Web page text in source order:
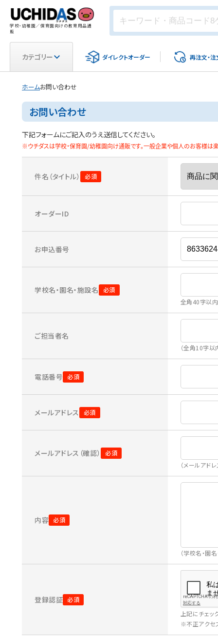
学校・幼稚園／保育園向けの教育用品通
販
カテゴリー ダイレクトオーダー 再注文・注
ホームお問い合わせ
お問い合わせ
下記フォームにご記入のうえ送信してください。
※ウチダスは学校・保育園/幼稚園向け通販です。一般企業や個人のお客様は
件名（タイトル）
オーダーID
お申込番号
学校名・園名・施設名
全角40字以内
ご担当者名
（全角10字以
電話番号
メールアドレス
メールアドレス（確認）
（メールアド
内容
（学校名・園
登録認証
上記にチェッ
※不正アクセ